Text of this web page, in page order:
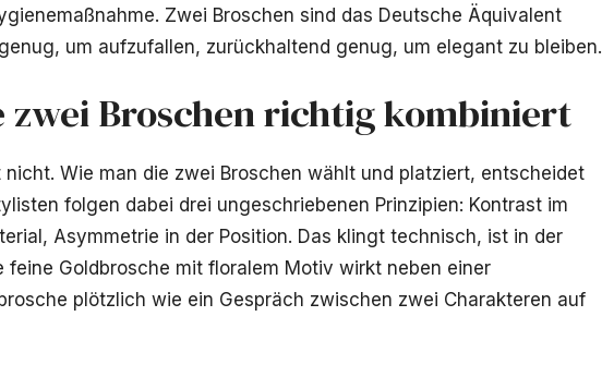
Zwei Broschen sind das Deutsche Äquivalent
um aufzufallen, zurückhaltend genug, um elegant zu bleiben.
zwei Broschen richtig kombiniert
nicht. Wie man die zwei Broschen wählt und platziert, entscheidet
folgen dabei drei ungeschriebenen Prinzipien: Kontrast im
Asymmetrie in der Position. Das klingt technisch, ist in der
feine Goldbrosche mit floralem Motiv wirkt neben einer
plötzlich wie ein Gespräch zwischen zwei Charakteren auf